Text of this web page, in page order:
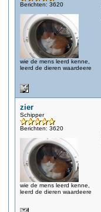
Berichten: 3620
wie de mens leerd kenne,
leerd de dieren waardeere
zier
Schipper
Berichten: 3620
wie de mens leerd kenne,
leerd de dieren waardeere